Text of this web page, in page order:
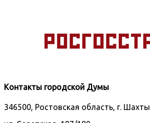
Контакты городской Думы
346500, Ростовская область, г. Шахты,